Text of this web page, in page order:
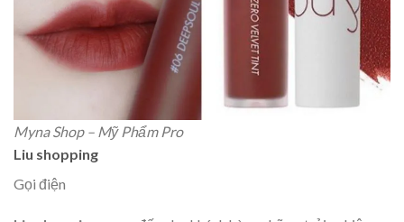
Myna Shop – Mỹ Phẩm Pro
Liu shopping
Gọi điện